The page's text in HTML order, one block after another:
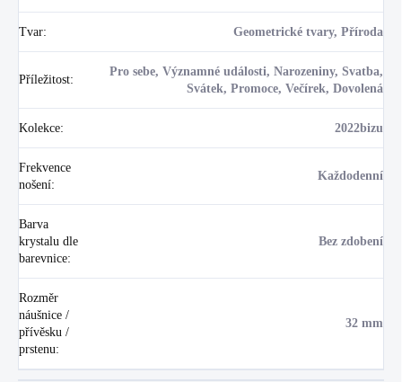
Tvar: Geometrické tvary, Příroda
Příležitost:
Pro sebe, Významné události, Narozeniny, Svatba,
Svátek, Promoce, Večírek, Dovolená
Kolekce: 2022bizu
Frekvence
nošení:
Každodenní
Barva
krystalu dle
barevnice:
Bez zdobení
Rozměr
náušnice /
přívěsku /
prstenu:
32 mm